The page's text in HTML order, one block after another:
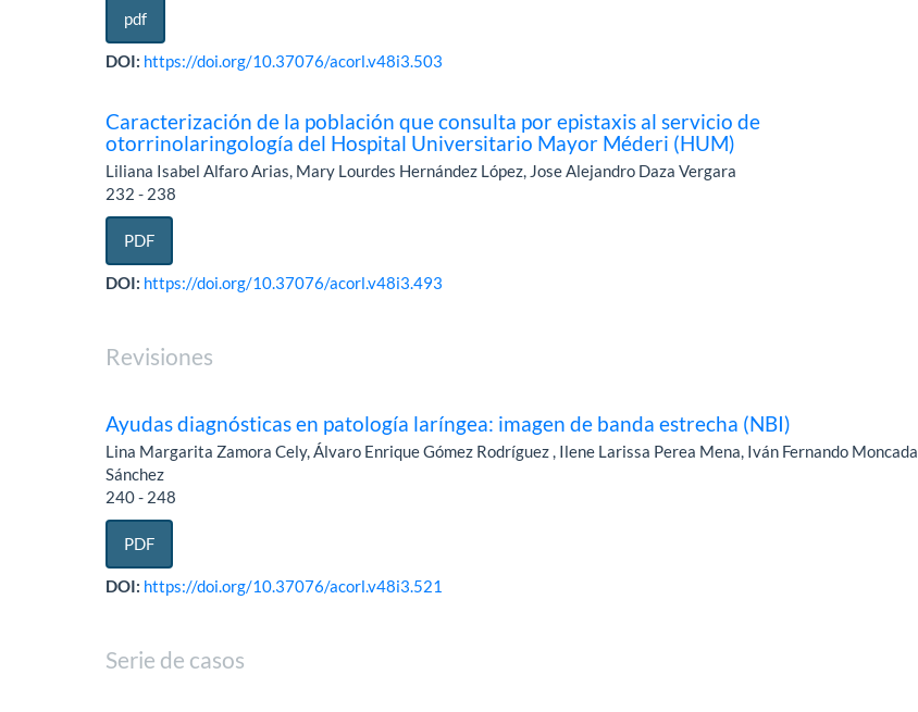
pdf
DOI: https://doi.org/10.37076/acorl.v48i3.503
Caracterización de la población que consulta por epistaxis al servicio de
otorrinolaringología del Hospital Universitario Mayor Méderi (HUM)
Liliana Isabel Alfaro Arias, Mary Lourdes Hernández López, Jose Alejandro Daza Vergara
232 - 238
PDF
DOI: https://doi.org/10.37076/acorl.v48i3.493
Revisiones
Ayudas diagnósticas en patología laríngea: imagen de banda estrecha (NBI)
Lina Margarita Zamora Cely, Álvaro Enrique Gómez Rodríguez , Ilene Larissa Perea Mena, Iván Fernando Moncada
Sánchez
240 - 248
PDF
DOI: https://doi.org/10.37076/acorl.v48i3.521
Serie de casos